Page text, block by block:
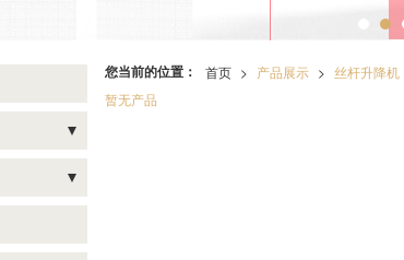
您当前的位置： 首页 > 产品展示 > 丝杆升降机
暂无产品